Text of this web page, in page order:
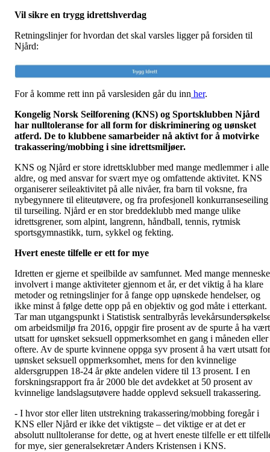
Vil sikre en trygg idrettshverdag
Retningslinjer for hvordan det skal varsles ligger på forsiden til
Njård:
For å komme rett inn på varslesiden går du inn her.
Kongelig Norsk Seilforening (KNS) og Sportsklubben Njård
har nulltoleranse for all form for diskriminering og uønsket
atferd. De to klubbene samarbeider nå aktivt for å motvirke
trakassering/mobbing i sine idrettsmiljøer.
KNS og Njård er store idrettsklubber med mange medlemmer i alle
aldre, og med ansvar for svært mye og omfattende aktivitet. KNS
organiserer seileaktivitet på alle nivåer, fra barn til voksne, fra
nybegynnere til eliteutøvere, og fra profesjonell konkurranseseiling
til turseiling. Njård er en stor breddeklubb med mange ulike
idrettsgrener, som alpint, langrenn, håndball, tennis, rytmisk
sportsgymnastikk, turn, sykkel og fekting.
Hvert eneste tilfelle er ett for mye
Idretten er gjerne et speilbilde av samfunnet. Med mange
involvert i mange aktiviteter gjennom et år, er det viktig å ha klare
metoder og retningslinjer for å fange opp uønskede hendelser, og
ikke minst å følge dette opp på en objektiv og god måte i etterkant.
Tar man utgangspunkt i Statistisk sentralbyrås
om arbeidsmiljø fra 2016, oppgir fire prosent av de spurte å ha vært
utsatt for uønsket seksuell oppmerksomhet en gang i måneden eller
oftere. Av de spurte kvinnene oppga syv prosent å ha vært utsatt for
uønsket seksuell oppmerksomhet, mens for den kvinnelige
aldersgruppen 18-24 år økte andelen videre til 13 prosent. I en
forskningsrapport fra år 2000 ble det avdekket at 50 prosent av
kvinnelige landslagsutøvere hadde opplevd seksuell trakassering.
- I hvor stor eller liten utstrekning trakassering/mobbing foregår i
KNS eller Njård er ikke det viktigste – det viktige er at det er
absolutt nulltoleranse for dette, og at hvert eneste tilfelle er ett
for mye, sier generalsekretær Anders Kristensen i KNS.